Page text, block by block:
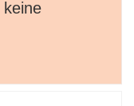
keine